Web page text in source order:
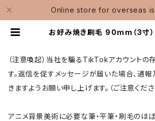
Online store for overseas
お好み焼き刷毛 90mm（3寸
（注意喚起）当社を騙るTikTokアカウントの
す。返信を促すメッセージが届いた場合、通
きますようお願い申し上げます。（ご注意くださ
アニメ背景美術に必要な筆・平筆・刷毛のほ